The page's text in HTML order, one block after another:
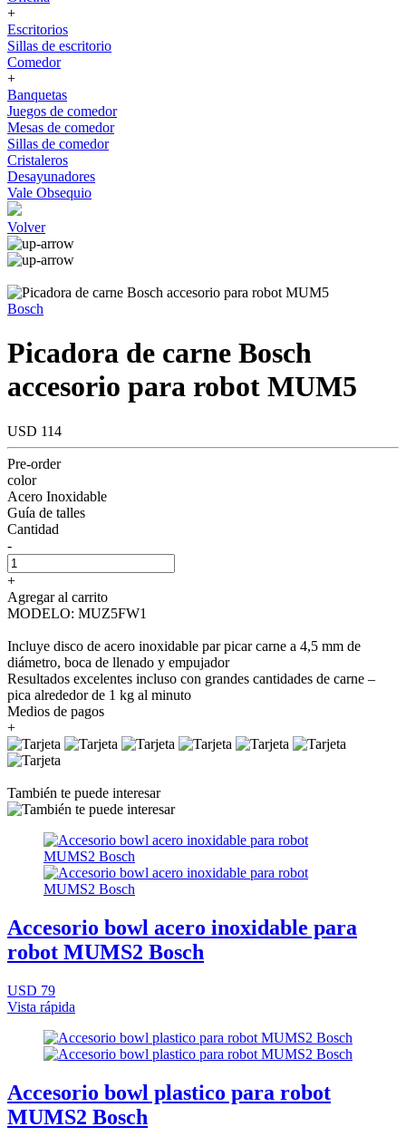
+
Escritorios
Sillas de escritorio
Comedor
+
Banquetas
Juegos de comedor
Mesas de comedor
Sillas de comedor
Cristaleros
Desayunadores
Vale Obsequio
Volver
Bosch
Picadora de carne Bosch
accesorio para robot MUM5
USD 114
Pre-order
color
Acero Inoxidable
Guía de talles
Cantidad
-
+
Agregar al carrito
MODELO: MUZ5FW1
Incluye disco de acero inoxidable par picar carne a 4,5 mm de
diámetro, boca de llenado y empujador
Resultados excelentes incluso con grandes cantidades de carne –
pica alrededor de 1 kg al minuto
Medios de pagos
+
También te puede interesar
Accesorio bowl acero inoxidable para
robot MUMS2 Bosch
USD 79
Vista rápida
Accesorio bowl plastico para robot
MUMS2 Bosch